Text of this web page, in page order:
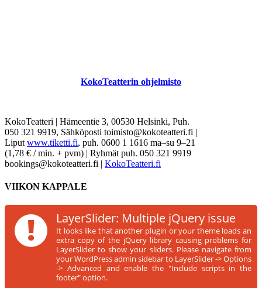
KokoTeatterin ohjelmisto
KokoTeatteri | Hämeentie 3, 00530 Helsinki, Puh.
050 321 9919, Sähköposti toimisto@kokoteatteri.fi |
Liput www.tiketti.fi, puh. 0600 1 1616 ma–su 9–21
(1,78 € / min. + pvm) | Ryhmät puh. 050 321 9919
bookings@kokoteatteri.fi | KokoTeatteri.fi
VIIKON KAPPALE
! LayerSlider: Multiple jQuery issue
It looks like that another plugin or your theme loads an
extra copy of the jQuery library causing problems for
LayerSlider to show your sliders. Please navigate from
your WordPress admin sidebar to LayerSlider -> Options
-> Advanced and enable the "Include scripts in the
footer" option.